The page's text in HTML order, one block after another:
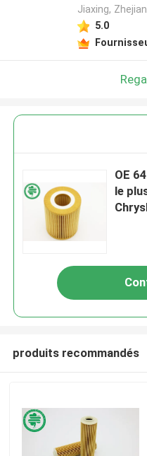
Jiaxing,
5.0
OE
le
produits recommandés